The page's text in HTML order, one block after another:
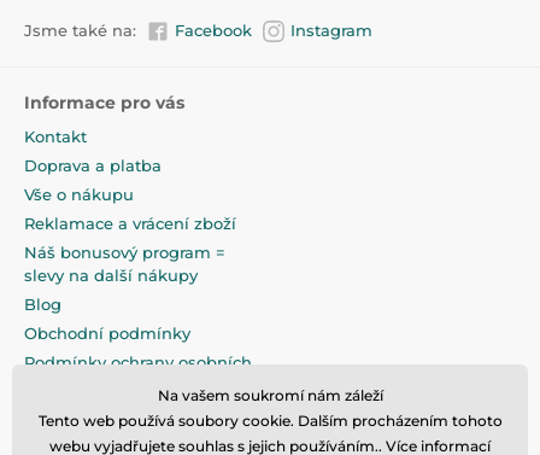
Jsme také na: Facebook Instagram
Informace pro vás
Kontakt
Doprava a platba
Vše o nákupu
Reklamace a vrácení zboží
Náš bonusový program =
slevy na další nákupy
Blog
Obchodní podmínky
Podmínky ochrany osobních
Na pečlivé zabalení klademe
maximální důraz
Na vašem soukromí nám záleží
Tento web používá soubory cookie. Dalším procházením tohoto
webu vyjadřujete souhlas s jejich používáním.. Více informací